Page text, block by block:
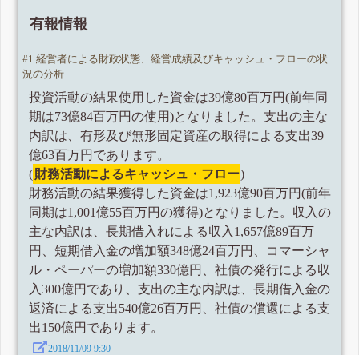
有報情報
#1 経営者による財政状態、経営成績及びキャッシュ・フローの状
況の分析
投資活動の結果使用した資金は39億80百万円(前年同
期は73億84百万円の使用)となりました。支出の主な
内訳は、有形及び無形固定資産の取得による支出39
億63百万円であります。
(財務活動によるキャッシュ・フロー)
財務活動の結果獲得した資金は1,923億90百万円(前年
同期は1,001億55百万円の獲得)となりました。収入の
主な内訳は、長期借入れによる収入1,657億89百万
円、短期借入金の増加額348億24百万円、コマーシャ
ル・ペーパーの増加額330億円、社債の発行による収
入300億円であり、支出の主な内訳は、長期借入金の
返済による支出540億26百万円、社債の償還による支
出150億円であります。
2018/11/09 9:30